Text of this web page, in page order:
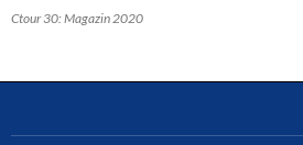
Ctour 30: Magazin 2020